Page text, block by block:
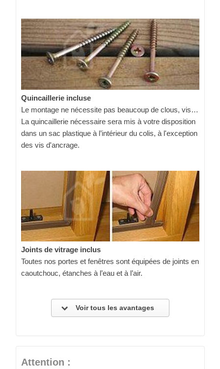
Quincaillerie incluse
Le montage ne nécessite pas beaucoup de clous, vis…
La quincaillerie nécessaire sera mis à votre disposition
dans un sac plastique à l’intérieur du colis, à l'exception
des vis d'ancrage.
Joints de vitrage inclus
Toutes nos portes et fenêtres sont équipées de joints en
caoutchouc, étanches à l’eau et à l’air.
Voir tous les avantages
Attention :